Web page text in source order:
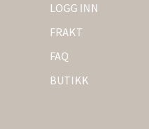
LOGG INN
FRAKT
FAQ
BUTIKK